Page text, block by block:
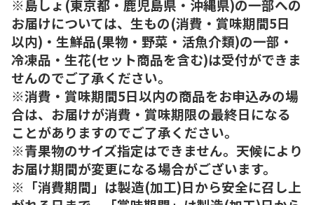
※島しょ(東京都・鹿児島県・沖縄県)の一部への
お届けについては、生もの(消費・賞味期間5日
以内)・生鮮品(果物・野菜・活魚介類)の一部・
冷凍品・生花(セット商品を含む)は受付ができま
せんのでご了承ください。
※消費・賞味期間5日以内の商品をお申込みの場
合は、お届けが消費・賞味期限の最終日になる
ことがありますのでご了承ください。
※青果物のサイズ指定はできません。天候により
お届け期間が変更になる場合がございます。
※「消費期間」は製造(加工)日から安全に召し上